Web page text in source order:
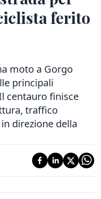
ferito
moto a Gorgo
principali
centauro finisce
traffico
direzione della